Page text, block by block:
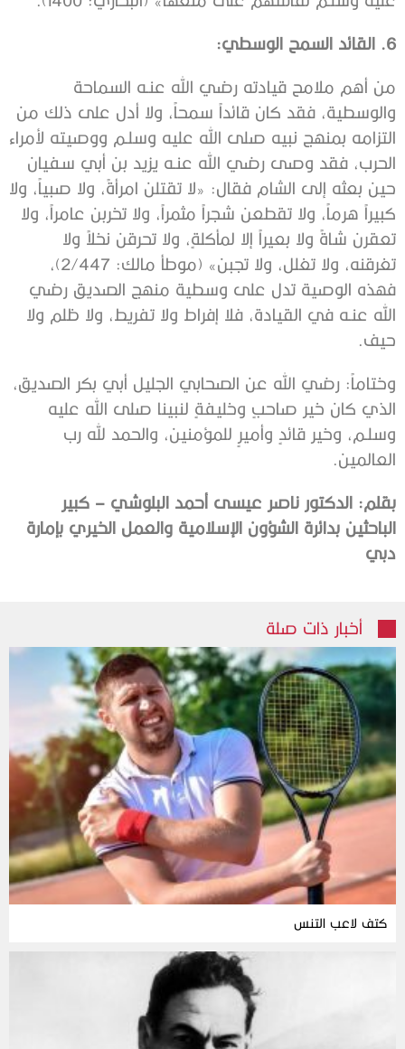
6. القائد السمح الوسطي:
من أهم ملامح قيادته رضي الله عنـه السماحة
والوسطية، فقد كان قائداً سمحاً، ولا أدل على ذلك من
التزامه بمنهج نبيه صلى الله عليه وسلـم ووصيته لأمراء
الحرب، فقد وصى رضي الله عنـه يزيد بن أبي سفيان
حين بعثه إلى الشام فقال: «لا تقتلن امرأةً، ولا صبياً، ولا
كبيراً هرماً، ولا تقطعن شجراً مثمراً، ولا تخربن عامراً، ولا
تعقرن شاةً ولا بعيراً إلا لمأكلةٍ، ولا تحرقن نخلاً ولا
تغرقنه، ولا تغلل، ولا تجبن» (موطأ مالك: 2/447)،
فهذه الوصية تدل على وسطية منهج الصديق رضي
الله عنـه في القيادة، فلا إفراط ولا تفريط، ولا ظلم ولا
حيف.
وختاماً: رضي الله عن الصحابي الجليل أبي بكر الصديق،
الذي كان خير صاحبٍ وخليفةٍ لنبينا صلى الله عليه
وسلـم، وخير قائدٍ وأميرٍ للمؤمنين، والحمد لله رب
العالمين.
بقلم: الدكتور ناصر عيسى أحمد البلوشي – كبير
الباحثين بدائرة الشؤون الإسلامية والعمل الخيري بإمارة
دبي
أخبار ذات صلة
كتف لاعب التنس